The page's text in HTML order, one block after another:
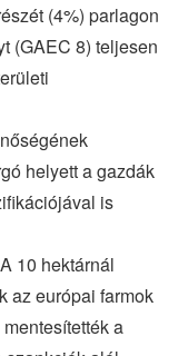
(4%) parlagon
(GAEC 8) teljesen
helyett a gazdák
is
A 10 hektárnál
az európai farmok
a